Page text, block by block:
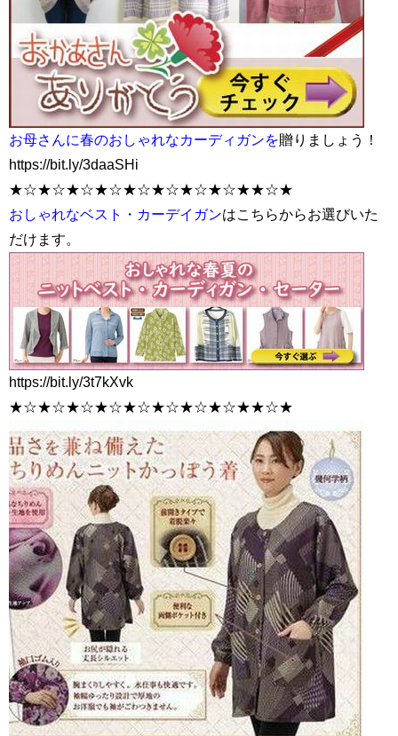
お母さんに春のおしゃれなカーディガンを贈りましょう！
https://bit.ly/3daaSHi
★☆★☆★☆★☆★☆★☆★☆★☆★★☆★
おしゃれなベスト・カーデイガンはこちらからお選びいた
だけます。
https://bit.ly/3t7kXvk
★☆★☆★☆★☆★☆★☆★☆★☆★★☆★